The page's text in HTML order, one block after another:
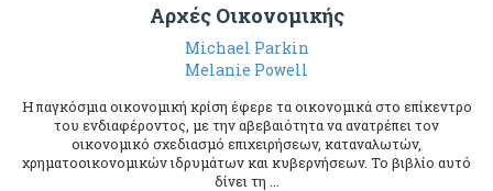
Αρχές Οικονομικής
Michael Parkin
Melanie Powell
Η παγκόσμια οικονομική κρίση έφερε τα οικονομικά στο επίκεντρο
του ενδιαφέροντος, με την αβεβαιότητα να ανατρέπει τον
οικονομικό σχεδιασμό επιχειρήσεων, καταναλωτών,
χρηματοοικονομικών ιδρυμάτων και κυβερνήσεων. Το βιβλίο αυτό
δίνει τη ...